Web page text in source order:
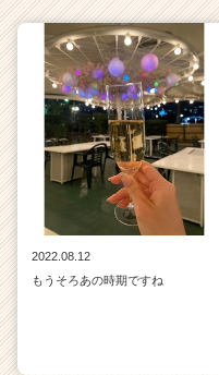
2022.08.12
もうそろあの時期ですね